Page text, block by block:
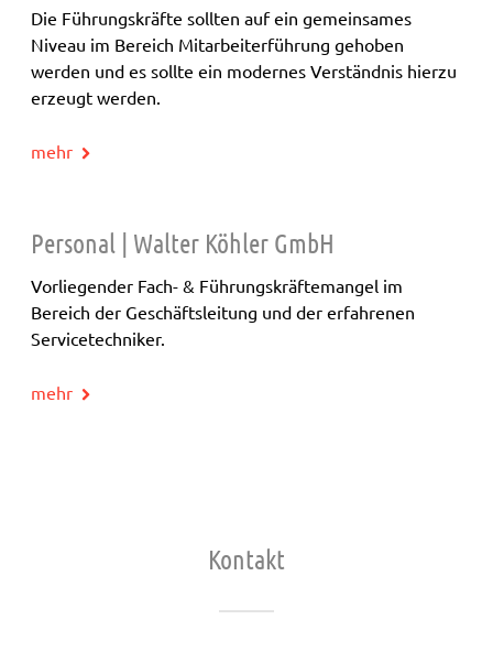
Die Führungskräfte sollten auf ein gemeinsames
Niveau im Bereich Mitarbeiterführung gehoben
werden und es sollte ein modernes Verständnis hierzu
erzeugt werden.
mehr
Personal | Walter Köhler GmbH
Vorliegender Fach- & Führungskräftemangel im
Bereich der Geschäftsleitung und der erfahrenen
Servicetechniker.
mehr
Kontakt